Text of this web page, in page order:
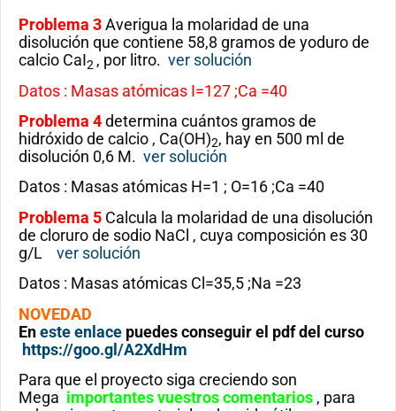
Problema 3Averigua la molaridad de una
disolución que contiene 58,8 gramos de yoduro de
calcio CaI2 , por litro. ver solución
Datos : Masas atómicas I=127 ;Ca =40
Problema 4determina cuántos gramos de
hidróxido de calcio , Ca(OH)2, hay en 500 ml de
disolución 0,6 M. ver solución
Datos : Masas atómicas H=1 ; O=16 ;Ca =40
Problema 5 Calcula la molaridad de una disolución
de cloruro de sodio NaCl , cuya composición es 30
g/L ver solución
Datos : Masas atómicas Cl=35,5 ;Na =23
NOVEDAD
Eneste enlace puedes conseguir el pdf del curso
https://goo.gl/A2XdHm
Para que el proyecto siga creciendo son
Mega importantes vuestros comentarios , para